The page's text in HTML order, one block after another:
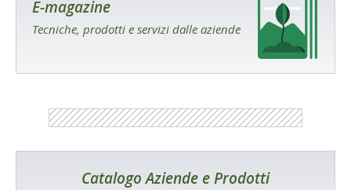
E-magazine
Tecniche, prodotti e servizi dalle aziende
Catalogo Aziende e Prodotti